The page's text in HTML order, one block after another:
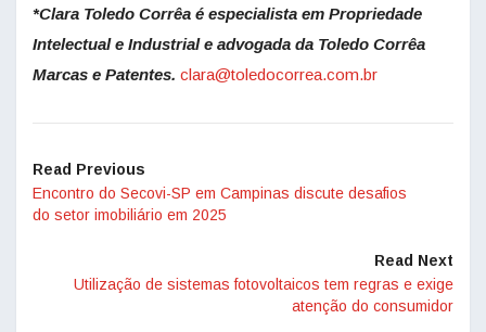
*Clara Toledo Corrêa é especialista em Propriedade
Intelectual e Industrial e advogada da Toledo Corrêa
Marcas e Patentes. clara@toledocorrea.com.br
Read Previous
Encontro do Secovi-SP em Campinas discute desafios
do setor imobiliário em 2025
Read Next
Utilização de sistemas fotovoltaicos tem regras e exige
atenção do consumidor